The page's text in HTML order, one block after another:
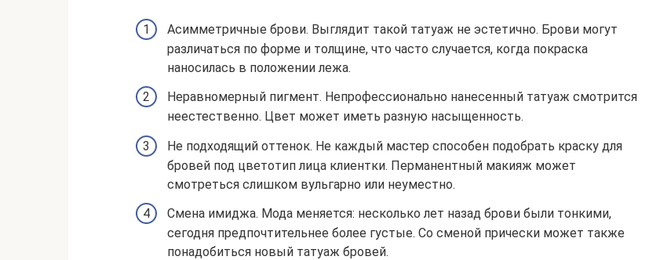
Асимметричные брови. Выглядит такой татуаж не эстетично. Брови могут
различаться по форме и толщине, что часто случается, когда покраска
наносилась в положении лежа.
Неравномерный пигмент. Непрофессионально нанесенный татуаж смотрится
неестественно. Цвет может иметь разную насыщенность.
Не подходящий оттенок. Не каждый мастер способен подобрать краску для
бровей под цветотип лица клиентки. Перманентный макияж может
смотреться слишком вульгарно или неуместно.
Смена имиджа. Мода меняется: несколько лет назад брови были тонкими,
сегодня предпочтительнее более густые. Со сменой прически может также
понадобиться новый татуаж бровей.